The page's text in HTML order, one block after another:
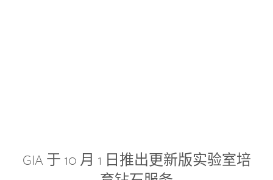
GIA 于 10 月 1 日推出更新版实验室培